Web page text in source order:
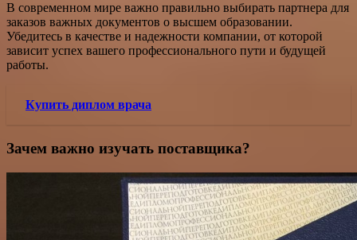
В современном мире важно правильно выбирать партнера для
заказов важных документов о высшем образовании.
Убедитесь в качестве и надежности компании, от которой
зависит успех вашего профессионального пути и будущей
работы.
Купить диплом врача
Зачем важно изучать поставщика?